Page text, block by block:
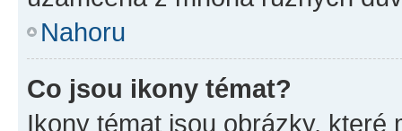
Nahoru
Co jsou ikony témat?
Ikony témat jsou obrázky,